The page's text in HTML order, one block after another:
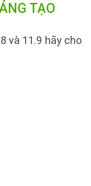
TẠO
và 11.9 hãy cho